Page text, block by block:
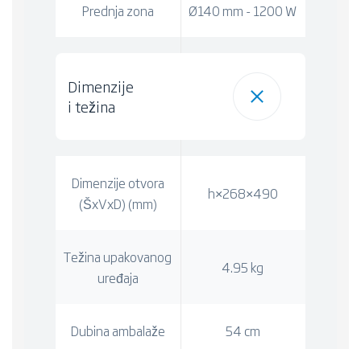
Prednja zona Ø140 mm - 1200 W
Dimenzije
i težina
Dimenzije otvora
(ŠxVxD) (mm)
h×268×490
Težina upakovanog
uređaja
4.95 kg
Dubina ambalaže 54 cm